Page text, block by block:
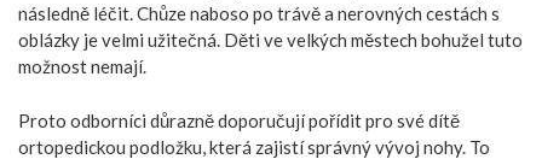
následně léčit. Chůze naboso po trávě a nerovných cestách s
oblázky je velmi užitečná. Děti ve velkých městech bohužel tuto
možnost nemají.
Proto odborníci důrazně doporučují pořídit pro své dítě
ortopedickou podložku, která zajistí správný vývoj nohy. To